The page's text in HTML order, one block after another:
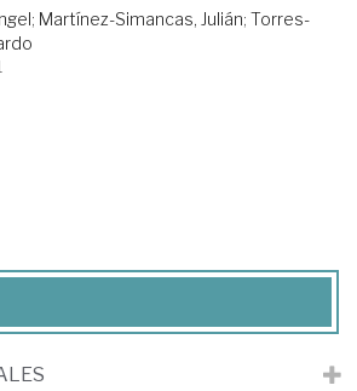
; Martínez-Simancas, Julián; Torres-